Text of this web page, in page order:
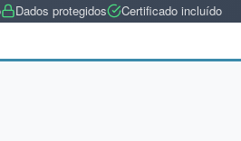
Dados protegidos Certificado incluído